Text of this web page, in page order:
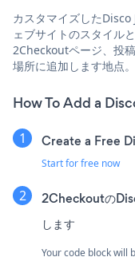
カスタマイズした
ェブサイトのスタイル
2Checkoutページ、投
場所に追加します地点。
How To Add a
Create a Free
Start for free now
2Checkoutの
します
Your code block will